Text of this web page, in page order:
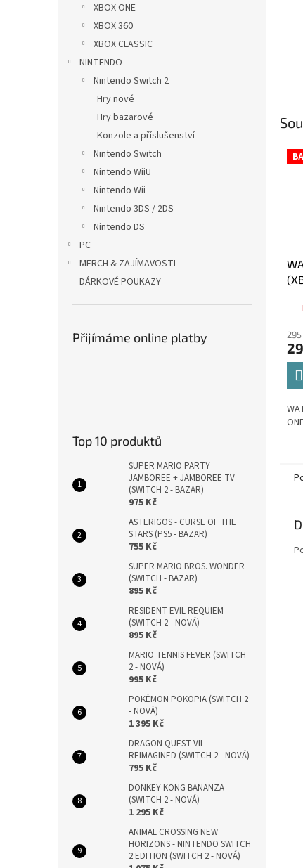
XBOX ONE
XBOX 360
XBOX CLASSIC
NINTENDO
Nintendo Switch 2
Hry nové
Hry bazarové
Konzole a příslušenství
Nintendo Switch
Nintendo WiiU
Nintendo Wii
Nintendo 3DS / 2DS
Nintendo DS
PC
MERCH & ZAJÍMAVOSTI
DÁRKOVÉ POUKAZY
Přijímáme online platby
Top 10 produktů
SUPER MARIO PARTY
JAMBOREE + JAMBOREE TV
(SWITCH 2 - BAZAR)
975 Kč
ASTERIGOS - CURSE OF THE
STARS (PS5 - BAZAR)
755 Kč
SUPER MARIO BROS. WONDER
(SWITCH - BAZAR)
895 Kč
RESIDENT EVIL REQUIEM
(SWITCH 2 - NOVÁ)
895 Kč
MARIO TENNIS FEVER (SWITCH
2 - NOVÁ)
995 Kč
POKÉMON POKOPIA (SWITCH 2
- NOVÁ)
1 395 Kč
DRAGON QUEST VII
REIMAGINED (SWITCH 2 - NOVÁ)
795 Kč
DONKEY KONG BANANZA
(SWITCH 2 - NOVÁ)
1 295 Kč
ANIMAL CROSSING NEW
HORIZONS - NINTENDO SWITCH
2 EDITION (SWITCH 2 - NOVÁ)